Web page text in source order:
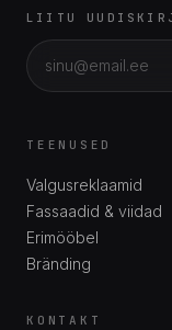
LIITU
TEENUSED
Valgusreklaamid
Fassaadid & viidad
Erimööbel
Bränding
KONTAKT